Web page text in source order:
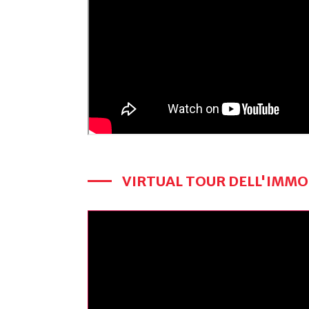
VIRTUAL TOUR